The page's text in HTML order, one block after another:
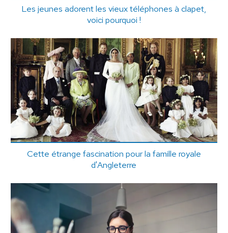
Les jeunes adorent les vieux téléphones à clapet,
voici pourquoi !
Cette étrange fascination pour la famille royale
d'Angleterre